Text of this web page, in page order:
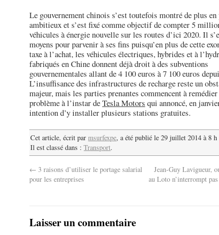
Le gouvernement chinois s’est toutefois montré de plus
ambitieux et s’est fixé comme objectif de compter 5
véhicules à énergie nouvelle sur les routes d’ici 2020. Il
moyens pour parvenir à ses fins puisqu’en plus de cette
taxe à l’achat, les véhicules électriques, hybrides et à
fabriqués en Chine donnent déjà droit à des subventions
gouvernementales allant de 4 100 euros à 7 100 euros
L’insuffisance des infrastructures de recharge reste un
majeur, mais les parties prenantes commencent à remédier
problème à l’instar deTesla Motors qui annoncé, en
intention d’y installer plusieurs stations gratuites.
Cet article, écrit parmsurfexpe, a été publié le 29 juillet 2014 à 8
Il est classé dans :Transport.
← 3 raisons d’utiliser le portage salarial
pour les entreprises
Jean-Guy Lavigueur,
au Loto n’interrompt
Laisser un commentaire